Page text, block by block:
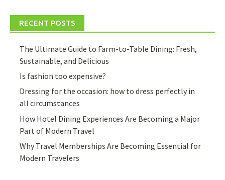
RECENT POSTS
The Ultimate Guide to Farm-to-Table Dining: Fresh,
Sustainable, and Delicious
Is fashion too expensive?
Dressing for the occasion: how to dress perfectly in
all circumstances
How Hotel Dining Experiences Are Becoming a Major
Part of Modern Travel
Why Travel Memberships Are Becoming Essential for
Modern Travelers